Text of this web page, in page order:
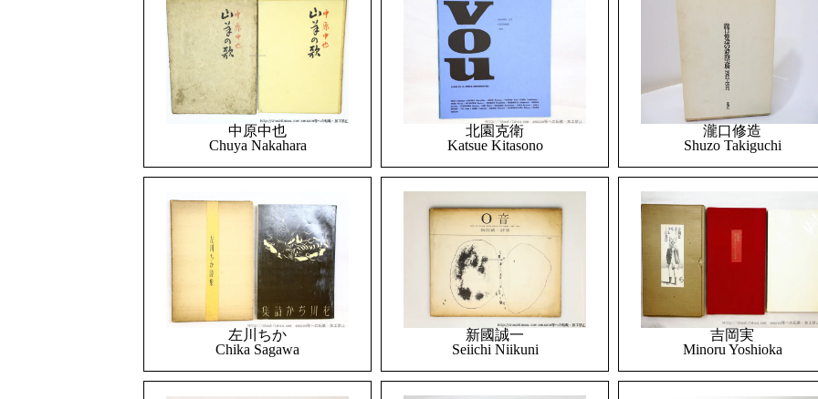
中原中也
Chuya Nakahara
北園克衛
Katsue Kitasono
瀧口修造
Shuzo Takiguchi
左川ちか
Chika Sagawa
新國誠一
Seiichi Niikuni
吉岡実
Minoru Yoshioka